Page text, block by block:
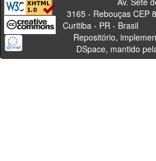
3165 - Rebouças CEP
Curitiba - PR
Repositório,
DSpace, mantido